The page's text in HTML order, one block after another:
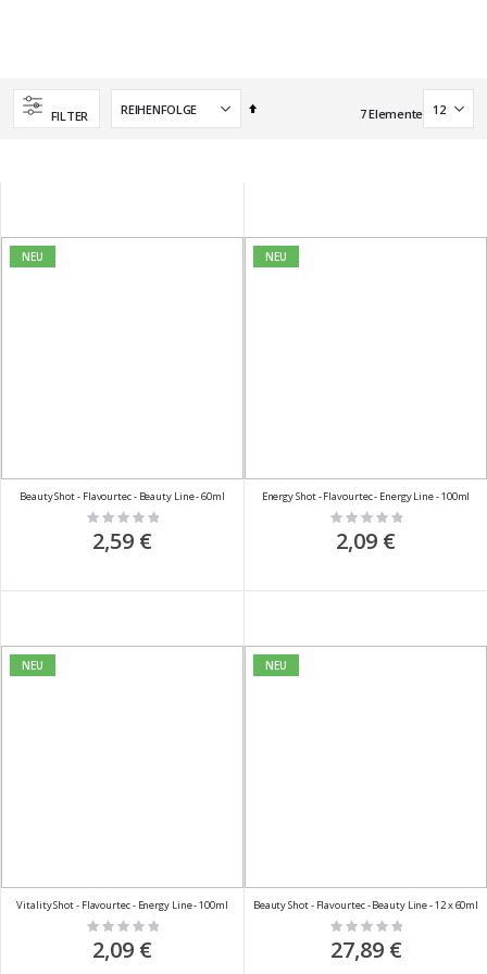
FILTER
Absteigend
7Elemente
NEU
Beauty Shot - Flavourtec - Beauty Line - 60ml
Rating:
0%
2,59 €
NEU
Energy Shot - Flavourtec - Energy Line - 100ml
Rating:
0%
2,09 €
NEU
Vitality Shot - Flavourtec - Energy Line - 100ml
Rating:
0%
2,09 €
NEU
Beauty Shot - Flavourtec - Beauty Line - 12 x 60ml
Rating:
0%
27,89 €